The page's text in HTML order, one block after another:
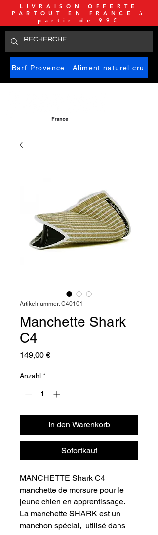
Barf Provence : Aliment naturel cru
LIVRAISON OFFERTE
PARTOUT EN FRANCE à
partir de 99€
Artikelnummer: C40101
Manchette Shark
C4
149,00 €Preis
Anzahl *
In den Warenkorb
Sofortkauf
MANCHETTE Shark C4
manchette de morsure pour le
jeune chien en apprentissage.
La manchette SHARK est un
manchon spécial, utilisé dans